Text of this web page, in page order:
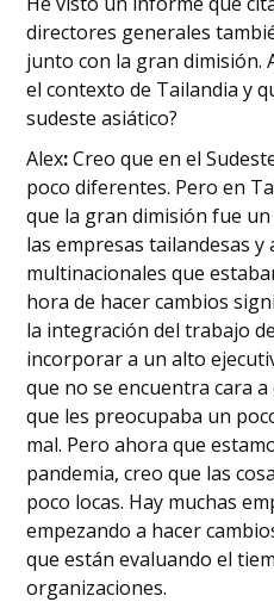
directores generales
junto con la gran dimisión.
el contexto de Tailandia y
sudeste asiático?
‍Alex:Creo que en el
poco diferentes. Pero en
que la gran dimisión fue
las empresas tailandesas y
multinacionales que
hora de hacer cambios
la integración del trabajo
incorporar a un alto
que no se encuentra cara
que les preocupaba un
mal. Pero ahora que
pandemia, creo que las
poco locas. Hay muchas
empezando a hacer
que están evaluando el
organizaciones.